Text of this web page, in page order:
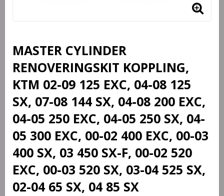
MASTER CYLINDER
RENOVERINGSKIT KOPPLING,
KTM 02-09 125 EXC, 04-08 125
SX, 07-08 144 SX, 04-08 200 EXC,
04-05 250 EXC, 04-05 250 SX, 04-
05 300 EXC, 00-02 400 EXC, 00-03
400 SX, 03 450 SX-F, 00-02 520
EXC, 00-03 520 SX, 03-04 525 SX,
02-04 65 SX, 04 85 SX